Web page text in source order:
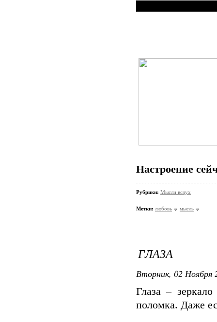
Настроение
Рубрики: Мысли вслух
Метки: любовь мысль
ГЛАЗА
Вторник, 02 Ноября
Глаза –
поломка. Даже